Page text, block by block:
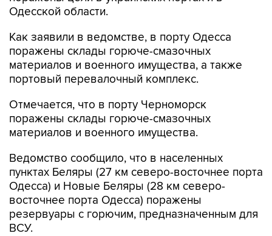
Одесской области.
Как заявили в ведомстве, в порту Одесса
поражены склады горюче-смазочных
материалов и военного имущества, а также
портовый перевалочный комплекс.
Отмечается, что в порту Черноморск
поражены склады горюче-смазочных
материалов и военного имущества.
Ведомство сообщило, что в населенных
пунктах Беляры (27 км северо-восточнее порта
Одесса) и Новые Беляры (28 км северо-
восточнее порта Одесса) поражены
резервуары с горючим, предназначенным для
ВСУ.